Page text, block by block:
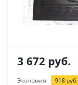
3 672 руб.
Экономия 918 руб.